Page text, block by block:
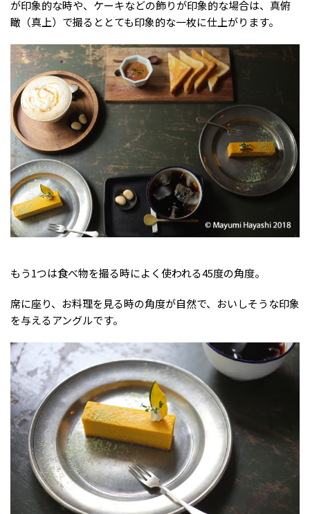
が印象的な時や、ケーキなどの飾りが印象的な場合は、真俯
瞰（真上）で撮るととても印象的な一枚に仕上がります。
もう1つは食べ物を撮る時によく使われる45度の角度。
席に座り、お料理を見る時の角度が自然で、おいしそうな印象
を与えるアングルです。